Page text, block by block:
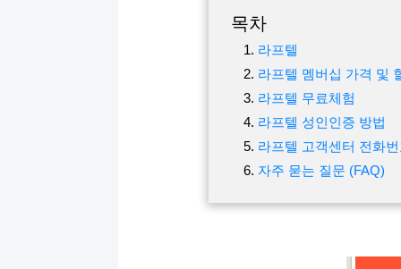
목차
라프텔
라프텔 멤버십 가격 및
라프텔 무료체험
라프텔 성인인증 방법
라프텔 고객센터 전화
자주 묻는 질문 (FAQ)